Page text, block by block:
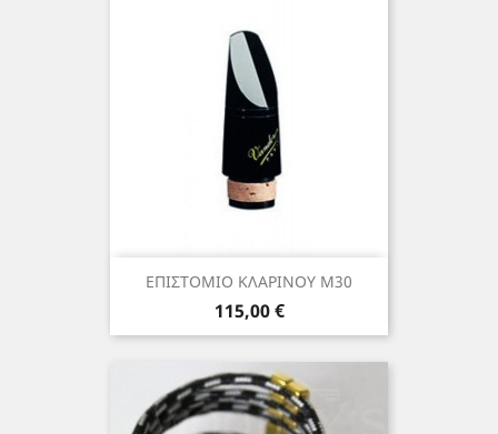
ΕΠΙΣΤΟΜΙΟ ΚΛΑΡΙΝΟΥ Μ30
Τιμή
115,00 €